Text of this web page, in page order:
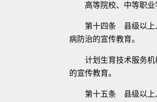
高等院校、中等职业
第十四条 县级以上人
病防治的宣传教育。
计划生育技术服务机
的宣传教育。
第十五条 县级以上人